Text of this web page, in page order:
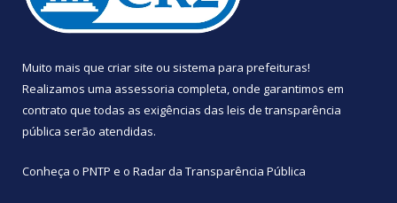
Muito mais que criar site ou sistema para prefeituras!
Realizamos uma assessoria completa, onde garantimos em
contrato que todas as exigências das leis de transparência
pública serão atendidas.
Conheça o PNTP e o Radar da Transparência Pública